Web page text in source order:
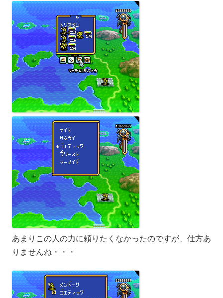
あまりこの人の力に頼りたくなかったのですが、仕方あ
りませんね・・・